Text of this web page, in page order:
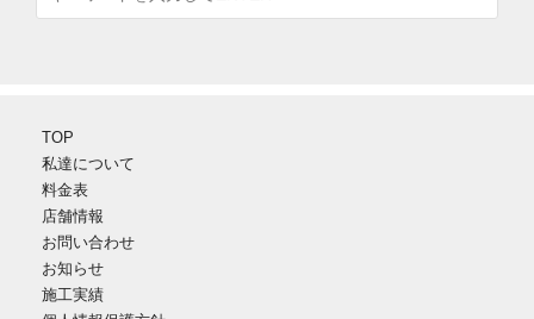
TOP
私達について
料金表
店舗情報
お問い合わせ
お知らせ
施工実績